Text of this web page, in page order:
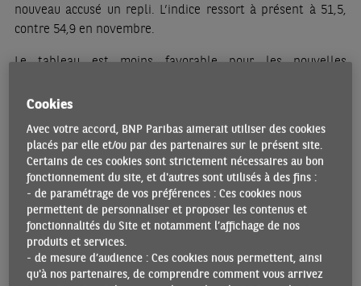
nouveau accusé un repli. L’indice ressort à présent à 51,5,
contre 54,9 en novembre.
Le tableau est moins favorable pour les nouvelles
en retrait au niveau mondial et il s’est sensiblement
bien en deçà de la barre de 50. Il s’est également replié au
Vietnam, mais moins qu’en Chine. La plus forte baisse a été
enregistrée en Russie. En Europe, les données pour
l’Allemagne, l’Espagne et l’Italie sont particulièrement
robustes. Au Royaume-Uni, l’indice dégringole, passant de
55,6 à 48,4.
Comme le montre la composante emploi du PMI
Cookies
Avec votre accord, BNP Paribas aimerait utiliser des cookies
placés par elle et/ou par des partenaires sur le présent site.
Certains de ces cookies sont strictement nécessaires au bon
fonctionnement du site, et d'autres sont utilisés à des fins :
- de paramétrage de vos préférences : Ces cookies nous
permettent de personnaliser et proposer les contenus et
fonctionnalités du Site et notamment l’affichage de nos
produits et services.
- de mesure d’audience : Ces cookies nous permettent, ainsi
qu'à nos partenaires, de comprendre comment vous arrivez